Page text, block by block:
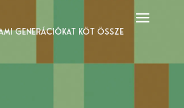
GENERÁCIÓKAT KÖT ÖSSZE